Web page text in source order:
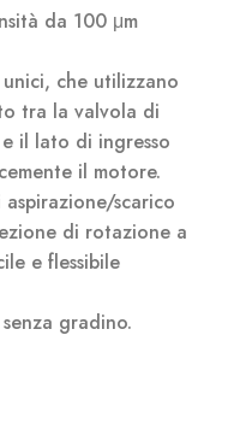
da 100 μm
che utilizzano
tra la valvola di
il lato di ingresso
il motore.
scarico
di rotazione a
e flessibile
gradino.